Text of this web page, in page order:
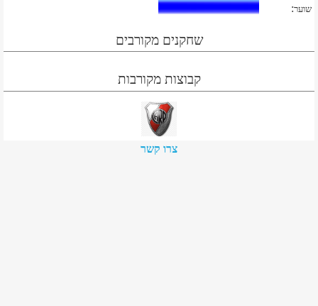
שוער:
שחקנים מקורבים
קבוצות מקורבות
צרו קשר